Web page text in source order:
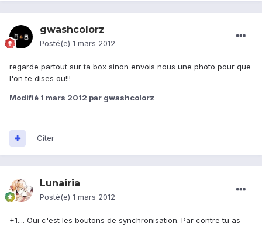
gwashcolorz
Posté(e) 1 mars 2012
regarde partout sur ta box sinon envois nous une photo pour que
l'on te dises ou!!!
Modifié 1 mars 2012 par gwashcolorz
Citer
Lunairia
Posté(e) 1 mars 2012
+1.... Oui c'est les boutons de synchronisation. Par contre tu as